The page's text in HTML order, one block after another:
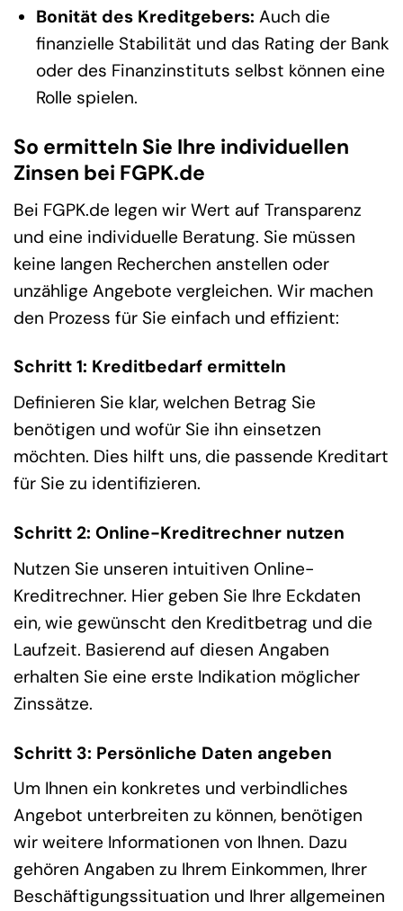
Bonität des Kreditgebers: Auch die
finanzielle Stabilität und das Rating der Bank
oder des Finanzinstituts selbst können eine
Rolle spielen.
So ermitteln Sie Ihre individuellen
Zinsen bei FGPK.de
Bei FGPK.de legen wir Wert auf Transparenz
und eine individuelle Beratung. Sie müssen
keine langen Recherchen anstellen oder
unzählige Angebote vergleichen. Wir machen
den Prozess für Sie einfach und effizient:
Schritt 1: Kreditbedarf ermitteln
Definieren Sie klar, welchen Betrag Sie
benötigen und wofür Sie ihn einsetzen
möchten. Dies hilft uns, die passende Kreditart
für Sie zu identifizieren.
Schritt 2: Online-Kreditrechner nutzen
Nutzen Sie unseren intuitiven Online-
Kreditrechner. Hier geben Sie Ihre Eckdaten
ein, wie gewünscht den Kreditbetrag und die
Laufzeit. Basierend auf diesen Angaben
erhalten Sie eine erste Indikation möglicher
Zinssätze.
Schritt 3: Persönliche Daten angeben
Um Ihnen ein konkretes und verbindliches
Angebot unterbreiten zu können, benötigen
wir weitere Informationen von Ihnen. Dazu
gehören Angaben zu Ihrem Einkommen, Ihrer
Beschäftigungssituation und Ihrer allgemeinen